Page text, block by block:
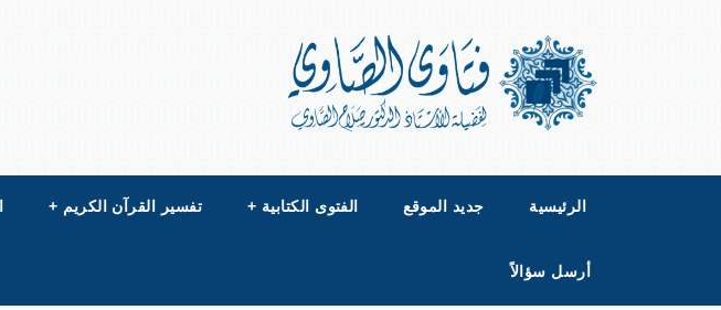
الرئيسية جديد الموقع الفتوى الكتابية + تفسير القرآن الكريم +
أرسل سؤالاً